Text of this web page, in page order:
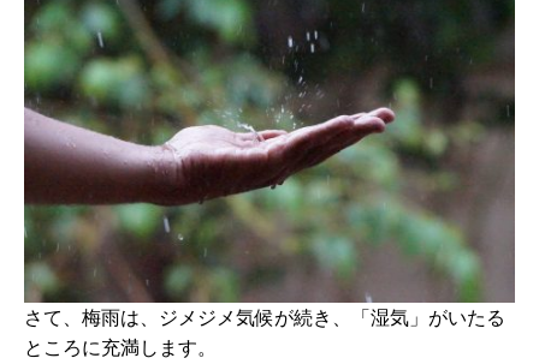
さて、梅雨は、ジメジメ気候が続き、「湿気」がいたる
ところに充満します。